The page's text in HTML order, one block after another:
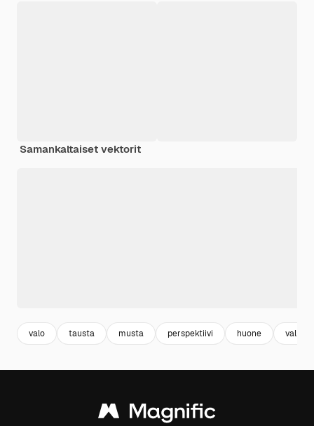
Samankaltaiset vektorit
valo tausta musta perspektiivi huone